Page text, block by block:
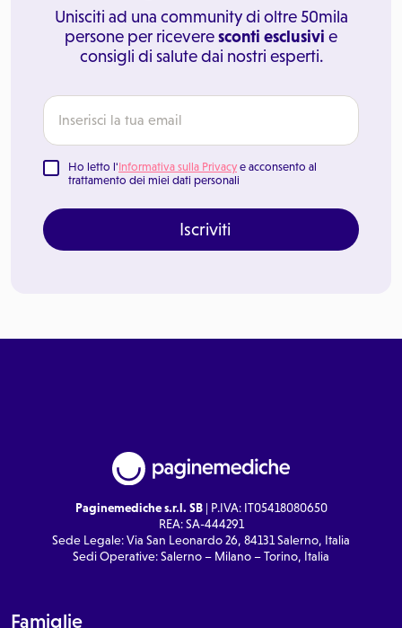
Unisciti ad una community di oltre 50mila
persone per riceveresconti esclusivi e
consigli di salute dai nostri esperti.
Ho letto l'Informativa sulla Privacy e acconsento al
trattamento dei miei dati personali
Iscriviti
Paginemediche s.r.l. SB| P.IVA: IT05418080650
REA: SA-444291
Sede Legale: Via San Leonardo 26, 84131 Salerno, Italia
Sedi Operative: Salerno – Milano – Torino, Italia
Famiglie